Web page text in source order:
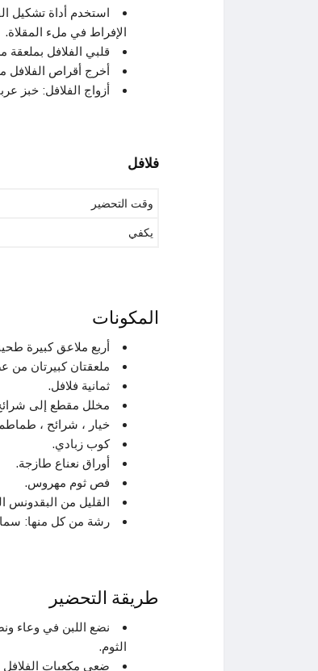
استخدم أداة تشكيل
الإفراط في ملء المقلاة.
قلبي الفلافل بملعقة
أخرج أقراص الفلافل
أزواج الفلافل: خبز
فلافل
وقت التحضير
يكفي
المكونات
أربع ملاعق كبيرة
ملعقتان كبيرتان من
ثمانية فلافل.
مخلل مقطع إلى
خيار ، شرائح ،
كوب زبادي.
أوراق نعناع طازجة.
فص ثوم مهروس.
القليل من البقدونس
رشة من كل منها: سماق
طريقة التحضير
نضع اللبن في وعاء
الثوم.
ضعي مكعبات